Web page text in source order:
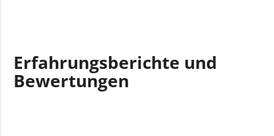
Erfahrungsberichte und
Bewertungen